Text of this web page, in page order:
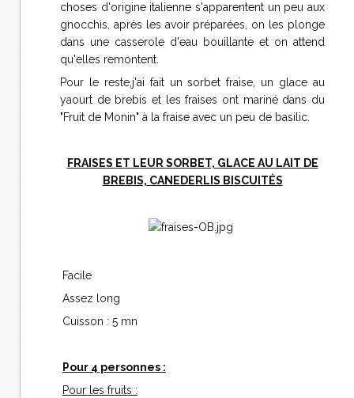
choses d'origine italienne s'apparentent un peu aux
gnocchis, après les avoir préparées, on les plonge
dans une casserole d'eau bouillante et on attend
qu'elles remontent.
Pour le reste,j'ai fait un sorbet fraise, un glace au
yaourt de brebis et les fraises ont mariné dans du
"Fruit de Monin" à la fraise avec un peu de basilic.
FRAISES ET LEUR SORBET, GLACE AU LAIT DE
BREBIS, CANEDERLIS BISCUITÉS
Facile
Assez long
Cuisson : 5 mn
Pour 4 personnes :
Pour les fruits :